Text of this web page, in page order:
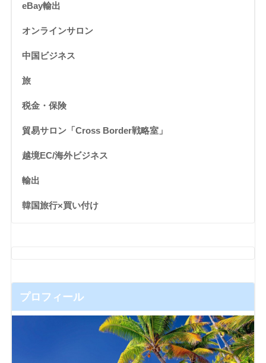
eBay輸出
オンラインサロン
中国ビジネス
旅
税金・保険
貿易サロン「Cross Border戦略室」
越境EC/海外ビジネス
輸出
韓国旅行×買い付け
プロフィール